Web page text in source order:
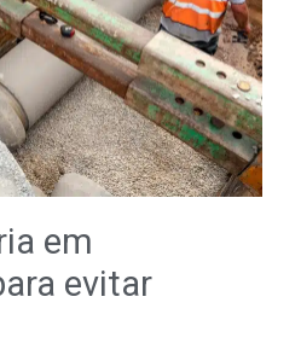
em
evitar